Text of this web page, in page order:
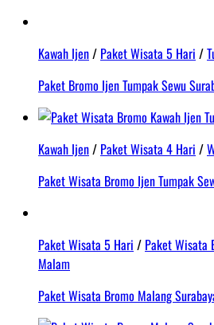
Kawah Ijen/ Paket Wisata 5 Hari /
Paket Bromo Ijen Tumpak Sewu
Kawah Ijen/ Paket Wisata 4 Hari /
Paket Wisata Bromo Ijen Tumpak
Paket Wisata 5 Hari / Paket Wisata
Malam
Paket Wisata Bromo Malang